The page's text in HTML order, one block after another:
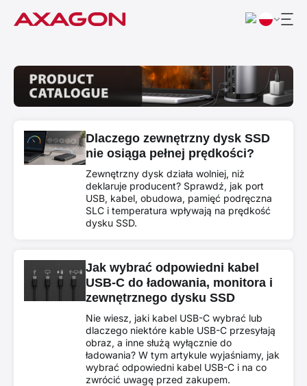
Dlaczego zewnętrzny dysk SSD
nie osiąga pełnej prędkości?
Zewnętrzny dysk działa wolniej, niż
deklaruje producent? Sprawdź, jak port
USB, kabel, obudowa, pamięć podręczna
SLC i temperatura wpływają na prędkość
dysku SSD.
Jak wybrać odpowiedni kabel
USB-C do ładowania, monitora i
zewnętrznego dysku SSD
Nie wiesz, jaki kabel USB-C wybrać lub
dlaczego niektóre kable USB-C przesyłają
obraz, a inne służą wyłącznie do
ładowania? W tym artykule wyjaśniamy, jak
wybrać odpowiedni kabel USB-C i na co
zwrócić uwagę przed zakupem.